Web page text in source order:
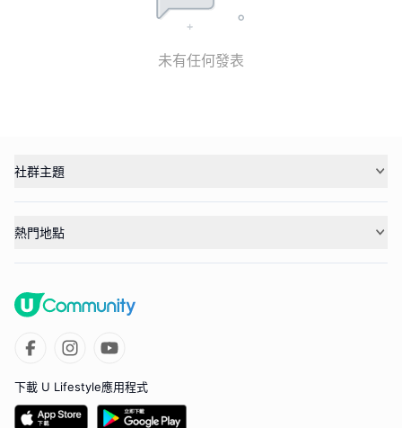
未有任何發表
社群主題
熱門地點
下載 U Lifestyle應用程式